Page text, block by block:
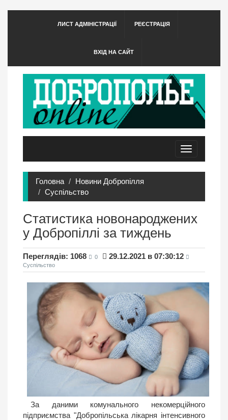
ЛИСТ АДМІНІСТРАЦІЇ РЕЄСТРАЦІЯ
ВХІД НА САЙТ
Toggle
navigation
Головна
Новини Добропілля
Суспільство
Статистика новонароджених
у Добропiллi за тиждень
Переглядів: 1068 0 29.12.2021 в 07:30:12
Суспільство
За даними комунального некомерційного
підприємства "Добропільська лікарня інтенсивного